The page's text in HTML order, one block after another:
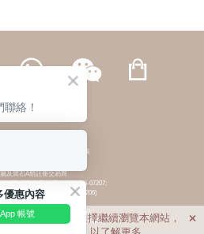
| 簡体
權所有 不得轉載 私隱政策
及寶石A類註冊交易商
有限公司-註冊號碼:A-B-24-05-07207;
公司-註冊號碼:A-B-24-05-07206)
屬及寶石B類註冊交易商
司-註冊號碼:B-B-24-05-07258;
限公司-註冊號碼:B-B-24-05-07259)
覽體驗。若您選擇繼續瀏覽本網站，

優惠內容
帳號
絡！